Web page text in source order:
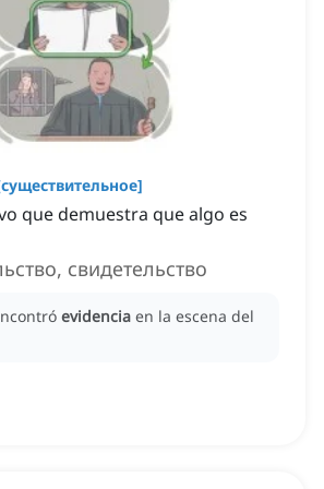
существительное]
que demuestra que algo es
свидетельство
evidencia en la escena del